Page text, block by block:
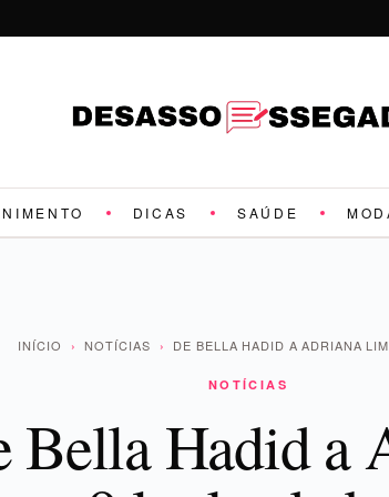
DICAS SAÚDE
INÍCIO › NOTÍCIAS › DE BELLA HADID A ADRIANA
NOTÍCIAS
Bella Hadid a